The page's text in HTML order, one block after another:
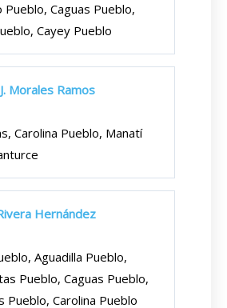
Pueblo, Caguas Pueblo,
Cayey Pueblo
Morales Ramos
Carolina Pueblo, Manatí
Hernández
Aguadilla Pueblo,
Pueblo, Caguas Pueblo,
Pueblo, Carolina Pueblo